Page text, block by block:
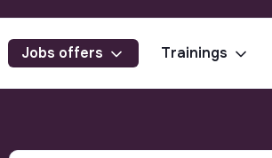
Jobs offers Trainings